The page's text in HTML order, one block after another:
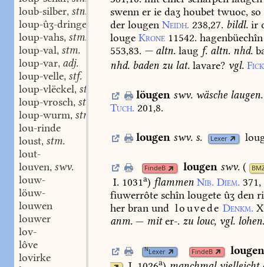
loub-silber, stn.
loup-ûʒ-dringen
stn.
loup-vahs, stm.
loup-val, stm.
loup-var, adj.
loup-velle, stf.
loup-vlëckel, stn.
loup-vrosch, stm.
loup-wurm, stm.
lou-rinde
loust, stm.
lout-
louven, swv.
louw-
löuw-
louwen
louwer
lov-
lôve
lovirke
swenn er ie daʒ houbet twuoc, so
der lougen Neidh. 238,27. bildl. ir
louge Krone 11542. hagenbüechîn
553,83. — altn. laug f. altn. nhd.
nhd. baden zu lat. lavare? vgl. Fick
löugen swv. wäschelaugen.
Tuch. 201,8.
lougen swv. s. Lexer
FindeB lougen swv. (
I. 1031a) flammen Nib. Diem. 371,
fiuwerrôte schîn lougete ûʒ den
her bran und louvede Denkm.
anm. — miter-. zu louc, vgl.
NLexer FindeB
a